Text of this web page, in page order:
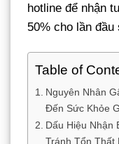
hotline để nhận
50% cho lần đầu
Table of
Nguyên Nhân
Đến Sức Khỏe
Dấu Hiệu Nhận
Tránh Tổn Thất